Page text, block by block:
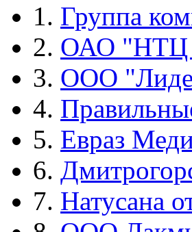
1. Группа
2. ОАО "НТЦ
3. ООО
4.
5. Евраз
6.
7. Натусана